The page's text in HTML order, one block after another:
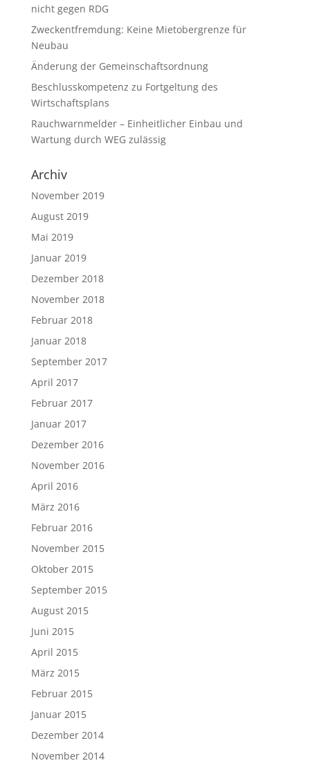
nicht gegen RDG
Zweckentfremdung: Keine Mietobergrenze für
Neubau
Änderung der Gemeinschaftsordnung
Beschlusskompetenz zu Fortgeltung des
Wirtschaftsplans
Rauchwarnmelder – Einheitlicher Einbau und
Wartung durch WEG zulässig
Archiv
November 2019
August 2019
Mai 2019
Januar 2019
Dezember 2018
November 2018
Februar 2018
Januar 2018
September 2017
April 2017
Februar 2017
Januar 2017
Dezember 2016
November 2016
April 2016
März 2016
Februar 2016
November 2015
Oktober 2015
September 2015
August 2015
Juni 2015
April 2015
März 2015
Februar 2015
Januar 2015
Dezember 2014
November 2014